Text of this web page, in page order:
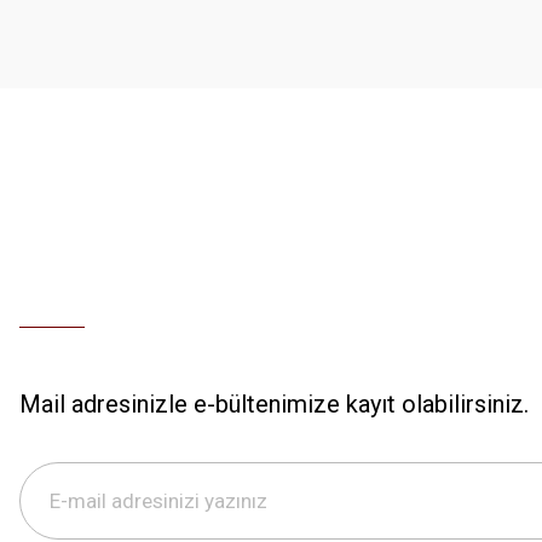
Mail adresinizle e-bültenimize kayıt olabilirsiniz.